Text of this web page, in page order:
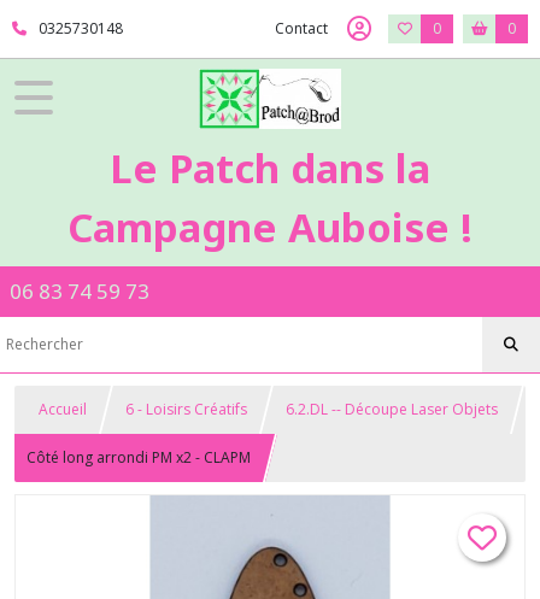
0325730148 Contact 0 0
Le Patch dans la
Campagne Auboise !
06 83 74 59 73
Accueil 6 - Loisirs Créatifs 6.2.DL -- Découpe Laser Objets
Côté long arrondi PM x2 - CLAPM